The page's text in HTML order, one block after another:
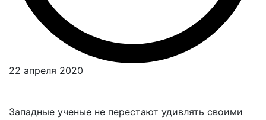
22 апреля 2020
Западные ученые не перестают удивлять своими